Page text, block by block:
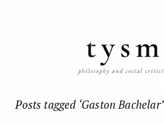
Posts tagged ‘Gaston Bachelar’